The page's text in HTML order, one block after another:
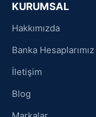
KURUMSAL
Hakkımızda
Banka Hesaplarımız
İletişim
Blog